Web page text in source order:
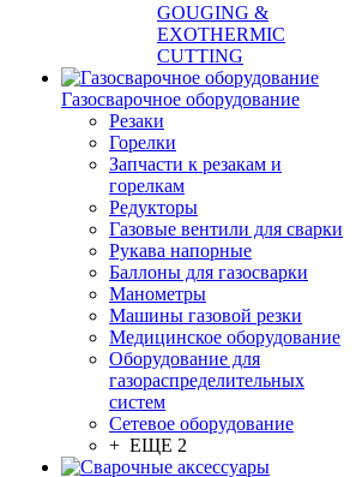
GOUGING &
EXOTHERMIC
CUTTING
Газосварочное оборудование
Резаки
Горелки
Запчасти к резакам и
горелкам
Редукторы
Газовые вентили для сварки
Рукава напорные
Баллоны для газосварки
Манометры
Машины газовой резки
Медицинское оборудование
Оборудование для
газораспределительных
систем
Сетевое оборудование
+ ЕЩЕ 2